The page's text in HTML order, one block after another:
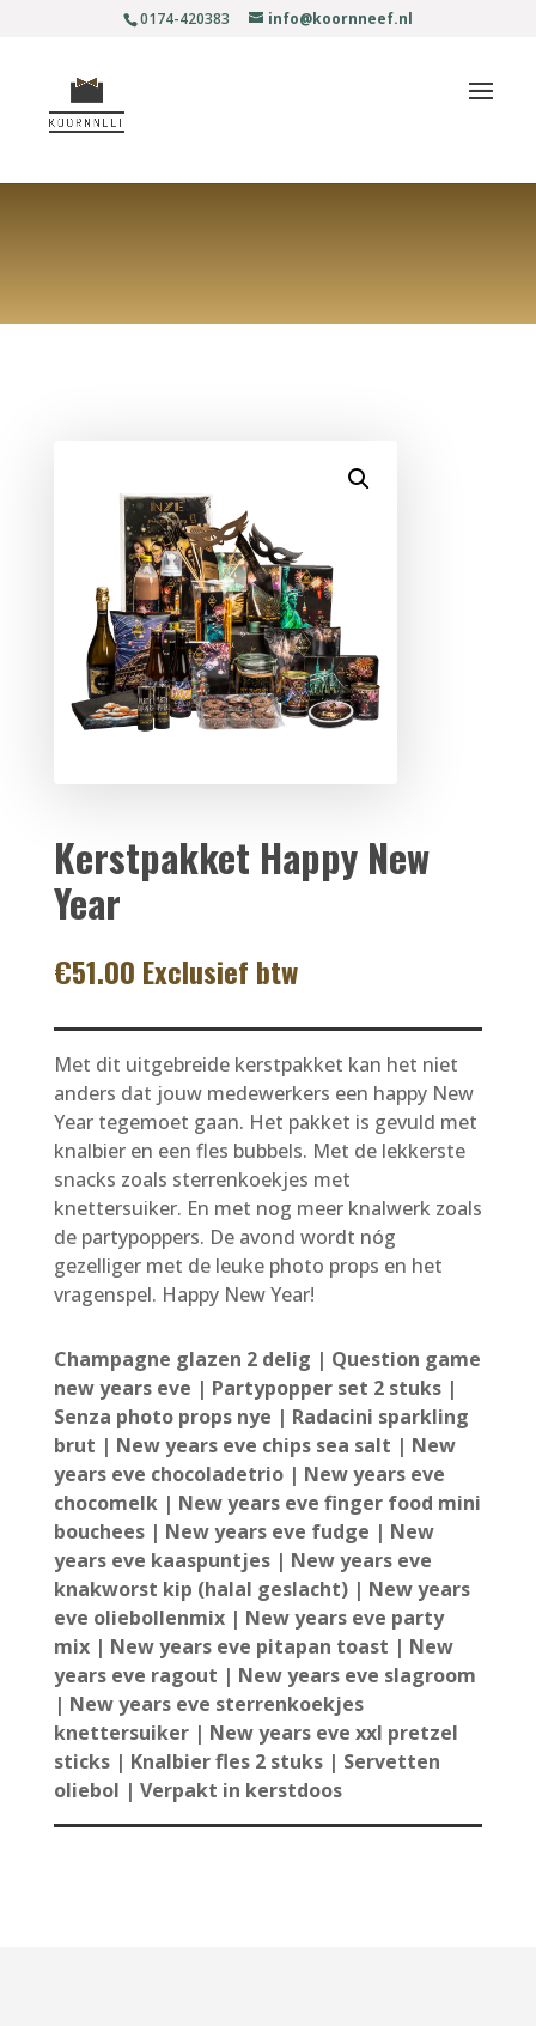
0174-420383 info@koornneef.nl
Kerstpakket Happy New
Year
€51.00 Exclusief btw
Met dit uitgebreide kerstpakket kan het niet
anders dat jouw medewerkers een happy New
Year tegemoet gaan. Het pakket is gevuld met
knalbier en een fles bubbels. Met de lekkerste
snacks zoals sterrenkoekjes met
knettersuiker. En met nog meer knalwerk zoals
de partypoppers. De avond wordt nóg
gezelliger met de leuke photo props en het
vragenspel. Happy New Year!
Champagne glazen 2 delig | Question game
new years eve | Partypopper set 2 stuks |
Senza photo props nye | Radacini sparkling
brut | New years eve chips sea salt | New
years eve chocoladetrio | New years eve
chocomelk | New years eve finger food mini
bouchees | New years eve fudge | New
years eve kaaspuntjes | New years eve
knakworst kip (halal geslacht) | New years
eve oliebollenmix | New years eve party
mix | New years eve pitapan toast | New
years eve ragout | New years eve slagroom
| New years eve sterrenkoekjes
knettersuiker | New years eve xxl pretzel
sticks | Knalbier fles 2 stuks | Servetten
oliebol | Verpakt in kerstdoos